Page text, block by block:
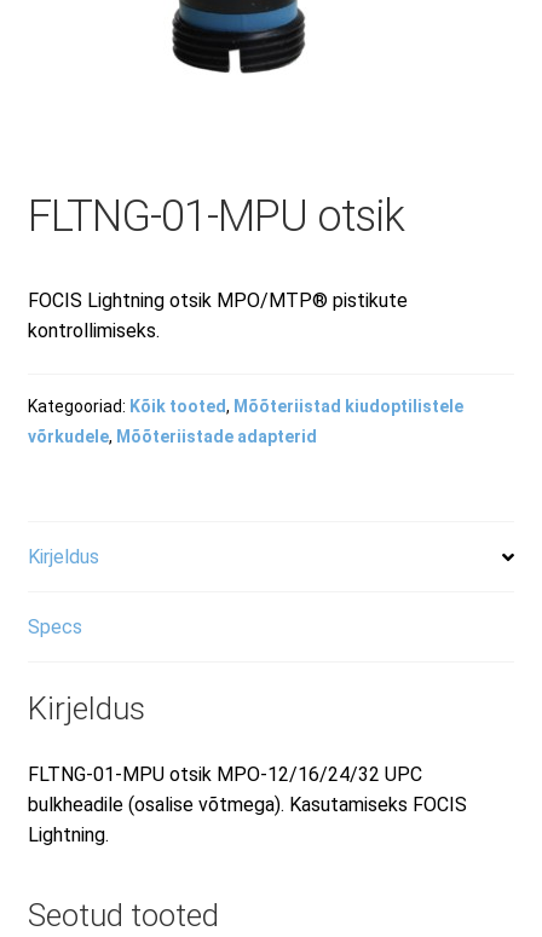
Müügitingimused
Ostukorv
Tooted
FLTNG-01-MPU otsik
FOCIS Lightning otsik MPO/MTP® pistikute
kontrollimiseks.
Kategooriad: Kõik tooted, Mõõteriistad kiudoptilistele
võrkudele, Mõõteriistade adapterid
Kirjeldus
Specs
Kirjeldus
FLTNG-01-MPU otsik MPO-12/16/24/32 UPC
bulkheadile (osalise võtmega). Kasutamiseks FOCIS
Lightning.
Seotud tooted